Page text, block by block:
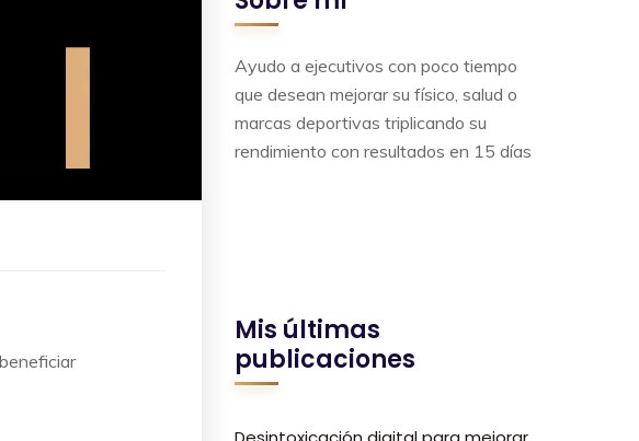
Ayudo a ejecutivos con poco tiempo
que desean mejorar su físico, salud o
marcas deportivas triplicando su
rendimiento con resultados en 15 días
Mis últimas
publicaciones